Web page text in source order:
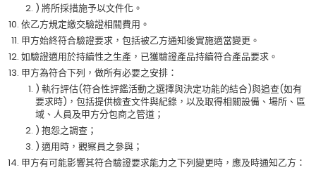
) 將所採措施予以文件化。
依乙方規定繳交驗證相關費用。
甲方始終符合驗證要求，包括被乙方通知後實施適當變更。
如驗證適用於持續性之生產，已獲驗證產品持續符合產品要求。
甲方為符合下列，做所有必要之安排：
) 執行評估(符合性評鑑活動之選擇與決定功能的結合)與追查(如有
要求時)，包括提供檢查文件與紀錄，以及取得相關設備、場所、區
域、人員及甲方分包商之管道；
) 抱怨之調查；
) 適用時，觀察員之參與；
甲方有可能影響其符合驗證要求能力之下列變更時，應及時通知乙方：